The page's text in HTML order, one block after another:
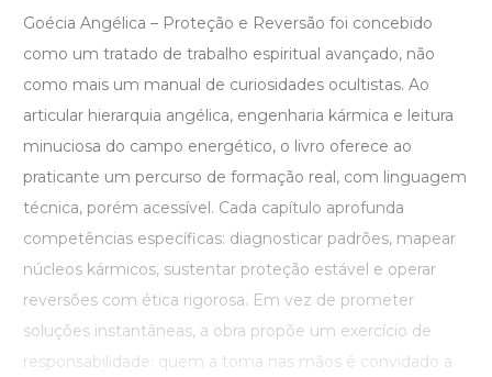
Goécia Angélica – Proteção e Reversão foi concebido
como um tratado de trabalho espiritual avançado, não
como mais um manual de curiosidades ocultistas. Ao
articular hierarquia angélica, engenharia kármica e leitura
minuciosa do campo energético, o livro oferece ao
praticante um percurso de formação real, com linguagem
técnica, porém acessível. Cada capítulo aprofunda
competências específicas: diagnosticar padrões, mapear
núcleos kármicos, sustentar proteção estável e operar
reversões com ética rigorosa. Em vez de prometer
soluções instantâneas, a obra propõe um exercício de
responsabilidade: quem a toma nas mãos é convidado a